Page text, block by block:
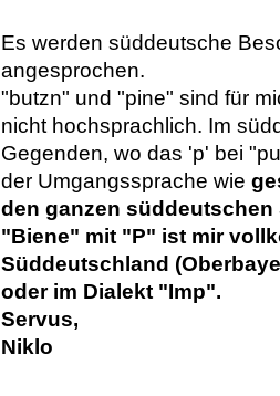
Es werden süddeutsche
angesprochen.
"butzn" und "pine" sind für
nicht hochsprachlich. Im
Gegenden, wo das 'p' bei
der Umgangssprache wie
den ganzen süddeutschen
"Biene" mit "P" ist mir
Süddeutschland
oder im Dialekt "Imp".
Servus,
Niklo